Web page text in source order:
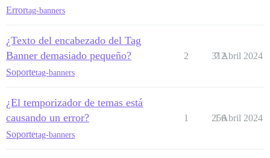
Errortag-banners
¿Texto del encabezado del Tag
Banner demasiado pequeño?
Soportetag-banners
2 312
7 Abril 2024
¿El temporizador de temas está
causando un error?
Soportetag-banners
1 256
1 Abril 2024